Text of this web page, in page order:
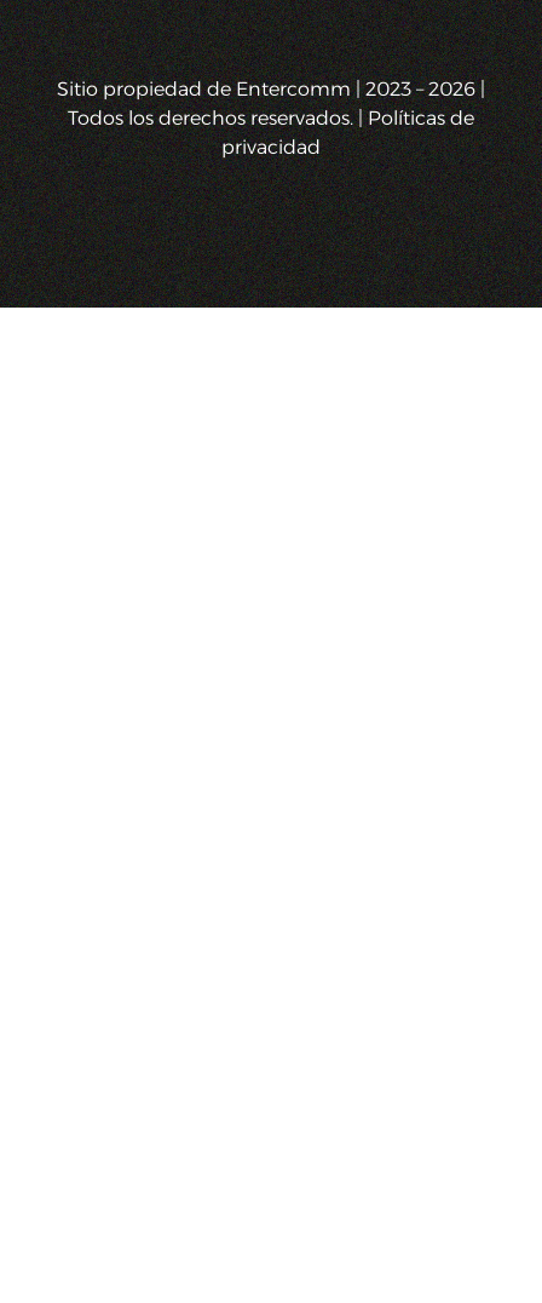
Sitio propiedad de Entercomm | 2023 – 2026 |
Todos los derechos reservados. | Políticas de
privacidad